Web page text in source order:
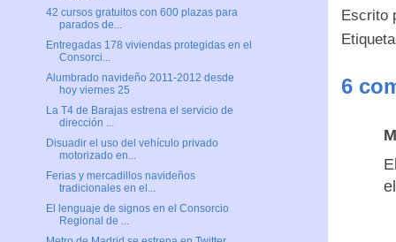
Escrito
6
42 cursos gratuitos con 600 plazas para
parados de...
Entregadas 178 viviendas protegidas en el
Consorci...
Alumbrado navideño 2011-2012 desde
hoy viernes 25
La T4 de Barajas estrena el servicio de
dirección ...
Disuadir el uso del vehículo privado
motorizado en...
Ferias y mercadillos navideños
tradicionales en el...
El lenguaje de signos en el Consorcio
Regional de ...